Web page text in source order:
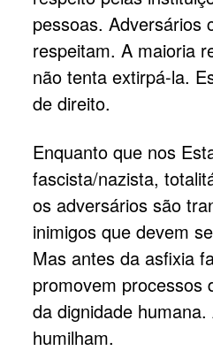
pessoas. Adversários
respeitam. A maioria
não tenta extirpá-la.
de direito.
Enquanto que nos
fascista/nazista,
os adversários são
inimigos que devem
Mas antes da asfixia
promovem processos
da dignidade
humilham.